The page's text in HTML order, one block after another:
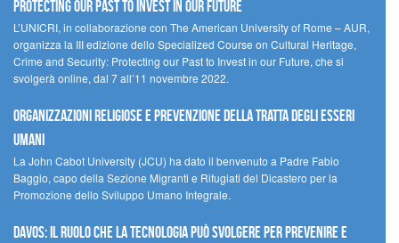
Protecting our Past to Invest in our Future
L’UNICRI, in collaborazione con The American University of Rome – AUR,
organizza la III edizione dello Specialized Course on Cultural Heritage,
Crime and Security: Protecting our Past to Invest in our Future, che si
svolgerà online, dal 7 all’11 novembre 2022.
Organizzazioni religiose e prevenzione della tratta degli esseri
umani
La John Cabot University (JCU) ha dato il benvenuto a Padre Fabio
Baggio, capo della Sezione Migranti e Rifugiati del Dicastero per la
Promozione dello Sviluppo Umano Integrale.
Davos: il ruolo che la tecnologia può svolgere per prevenire e